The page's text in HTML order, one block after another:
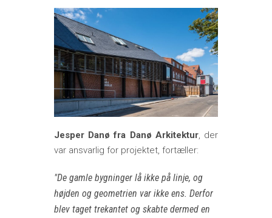
Jesper Danø fra Danø Arkitektur, der
var ansvarlig for projektet, fortæller:
De gamle bygninger lå ikke på linje, og
højden og geometrien var ikke ens. Derfor
blev taget trekantet og skabte dermed en